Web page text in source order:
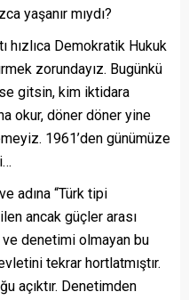
yaşanır mıydı?
hızlıca Demokratik Hukuk
zorundayız. Bugünkü
gitsin, kim iktidara
okur, döner döner yine
1961’den günümüze
adına “Türk tipi
ancak güçler arası
denetimi olmayan bu
tekrar hortlatmıştır.
açıktır. Denetimden